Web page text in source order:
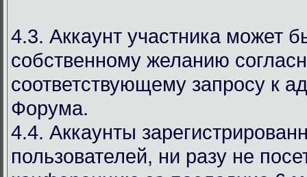
4.3. Аккаунт участника может
собственному желанию
соответствующему запросу к
Форума.
4.4. Аккаунты
пользователей, ни разу не